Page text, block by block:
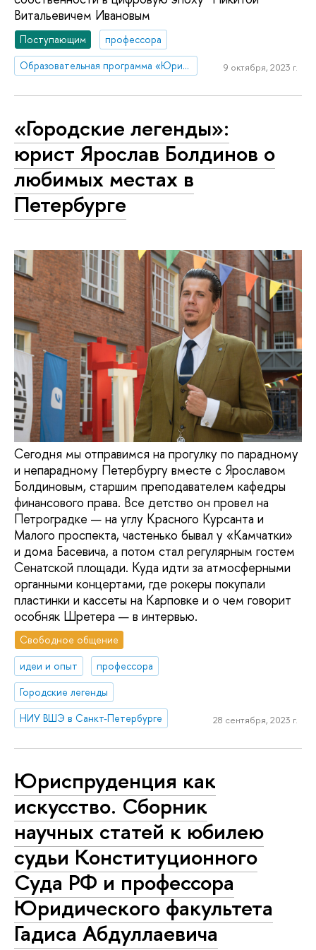
Витальевичем Ивановым
Поступающим
профессора
Образовательная программа «Юриспруденция»
9 октября, 2023 г.
«Городские легенды»:
юрист Ярослав Болдинов о
любимых местах в
Петербурге
Сегодня мы отправимся на прогулку по парадному
и непарадному Петербургу вместе с Ярославом
Болдиновым, старшим преподавателем кафедры
финансового права. Все детство он провел на
Петроградке — на углу Красного Курсанта и
Малого проспекта, частенько бывал у «Камчатки»
и дома Басевича, а потом стал регулярным гостем
Сенатской площади. Куда идти за атмосферными
органными концертами, где рокеры покупали
пластинки и кассеты на Карповке и о чем говорит
особняк Шретера — в интервью.
Свободное общение
идеи и опыт
профессора
Городские легенды
НИУ ВШЭ в Санкт-Петербурге
28 сентября, 2023 г.
Юриспруденция как
искусство. Сборник
научных статей к юбилею
судьи Конституционного
Суда РФ и профессора
Юридического факультета
Гадиса Абдуллаевича